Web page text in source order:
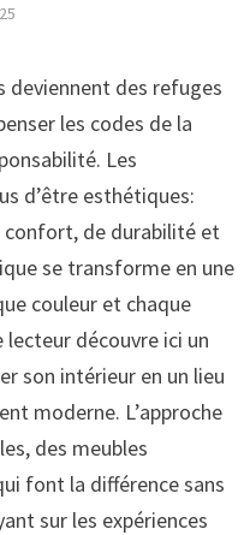
deviennent des refuges
les codes de la
Les
d’être esthétiques:
confort, de durabilité et
se transforme en une
couleur et chaque
découvre ici un
son intérieur en un lieu
moderne. L’approche
des meubles
font la différence sans
sur les expériences